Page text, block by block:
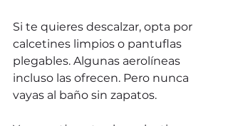
Si te quieres descalzar, opta por
calcetines limpios o pantuflas
plegables. Algunas aerolíneas
incluso las ofrecen. Pero nunca
vayas al baño sin zapatos.